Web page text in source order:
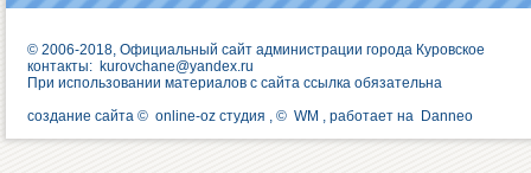
© 2006-2018, Официальный сайт администрации города Куровское
контакты: kurovchane@yandex.ru
При использовании материалов с сайта ссылка обязательна
создание сайта © online-oz студия , © WM , работает на Danneo